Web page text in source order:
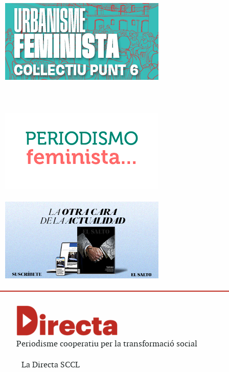
Periodisme cooperatiu per la transformació social
La Directa SCCL